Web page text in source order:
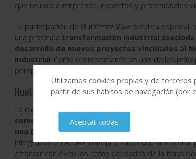
que reunirá a empresas, expertos y profesionales
La participación de Gutiérrez Valero cobra especial
una profunda transformación industrial
desarrollo de nuevos proyectos vinculados al
industrial. Como representante de uno de los
perspectiva estratégica sobre los desafíos y
Huelva, referente industrial y tecnológico
La elección de Huelva como sede de este encuentro
como uno de los enclaves más relevantes para
una fuerte apuesta por la innovación, la
integradas en AIQBE refleja la capacidad del
afrontar con éxito los retos derivados de la
Utilizamos cookies propias y de terceros
partir de sus hábitos de navegación (por
Aceptar todas